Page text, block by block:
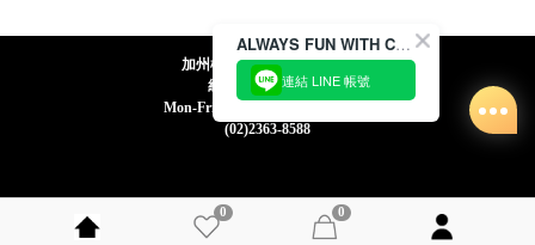
0 0
加州椰子國際股份有限公司
統一編號:24492069
Mon-Fri 09:00-12:30 / 13:30-18:00
(02)2363-8588
ALWAYS FUN WITH CACO !
連結 LINE 帳號